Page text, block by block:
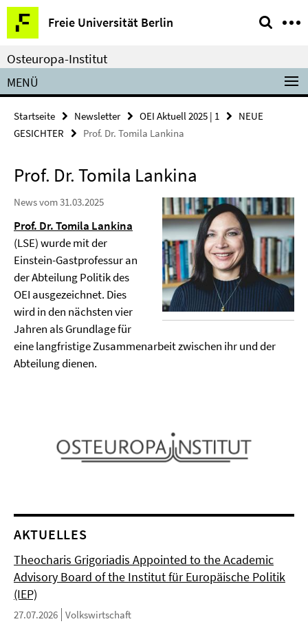
Springe
direkt
zu
Inhalt
Freie Universität Berlin
Service-
Navigation
Osteuropa-Institut
MENÜ
Startseite Newsletter OEI Aktuell 2025 | 1
NEUE
GESICHTER
Prof. Dr. Tomila Lankina
Prof. Dr. Tomila Lankina
News vom 31.03.2025
Prof. Dr. Tomila Lankina
(LSE) wurde mit der
Einstein-Gastprofessur an
der Abteilung Politik des
OEI ausgezeichnet. Dies
wird in den nächsten vier
Jahren als Grundlage für
eine langfristige Zusammenarbeit zwischen ihr und der
Abteilung dienen.
AKTUELLES
Theocharis Grigoriadis Appointed to the Academic
Advisory Board of the Institut für Europäische Politik
(IEP)
27.07.2026 Volkswirtschaft